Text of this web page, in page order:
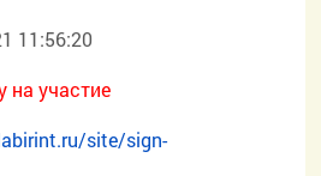
11:56:20
на участие
site/sign-